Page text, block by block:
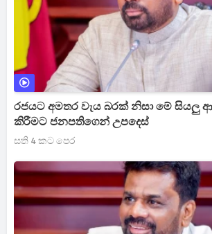
රජයට අමතර වැය බරක් නිසා මේ සියලු
කිරීමට ජනපතිගෙන් උපදෙස්
සති 4 කට පෙර